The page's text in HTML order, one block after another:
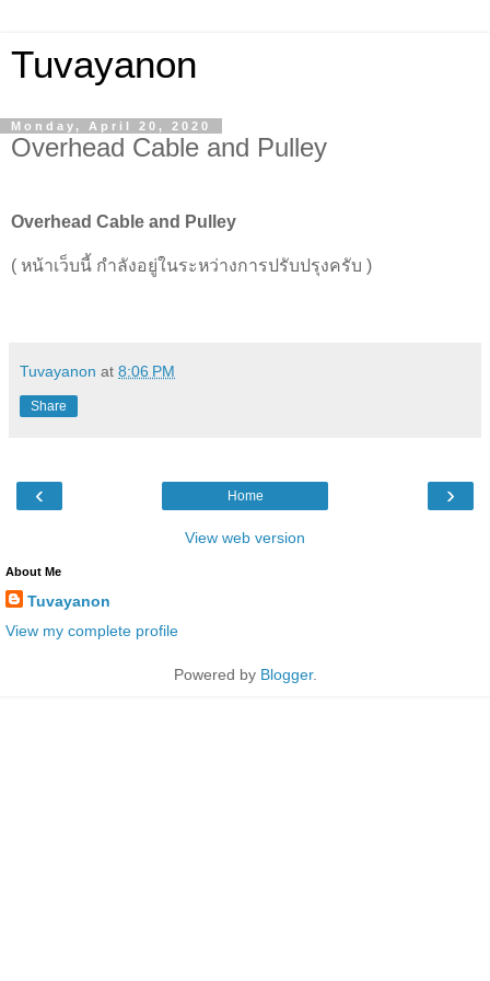
Tuvayanon
Monday, April 20, 2020
Overhead Cable and Pulley
Overhead Cable and Pulley
( หน้าเว็บนี้ กำลังอยู่ในระหว่างการปรับปรุงครับ )
Tuvayanon at 8:06 PM
Share
‹ ›
Home
View web version
About Me
Tuvayanon
View my complete profile
Powered by Blogger.